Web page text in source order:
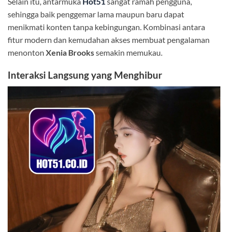
sehingga baik penggemar lama maupun baru dapat
menikmati konten tanpa kebingungan. Kombinasi antara
fitur modern dan kemudahan akses membuat pengalaman
menonton Xenia Brookssemakin memukau.
Interaksi Langsung yang Menghibur